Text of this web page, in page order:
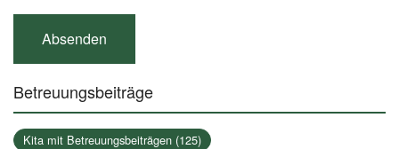
Betreuungsbeiträge
Kita mit Betreuungsbeiträgen (125)